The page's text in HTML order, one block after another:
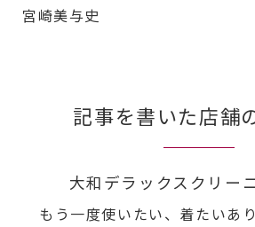
宮崎美与史
記事を書いた店舗
大和デラックスクリー
もう一度使いたい、着たいあ